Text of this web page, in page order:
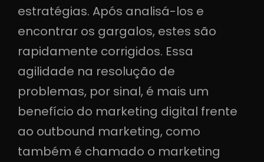
estratégias. Após analisá-los e
encontrar os gargalos, estes são
rapidamente corrigidos. Essa
agilidade na resolução de
problemas, por sinal, é mais um
benefício do marketing digital frente
ao outbound marketing, como
também é chamado o marketing